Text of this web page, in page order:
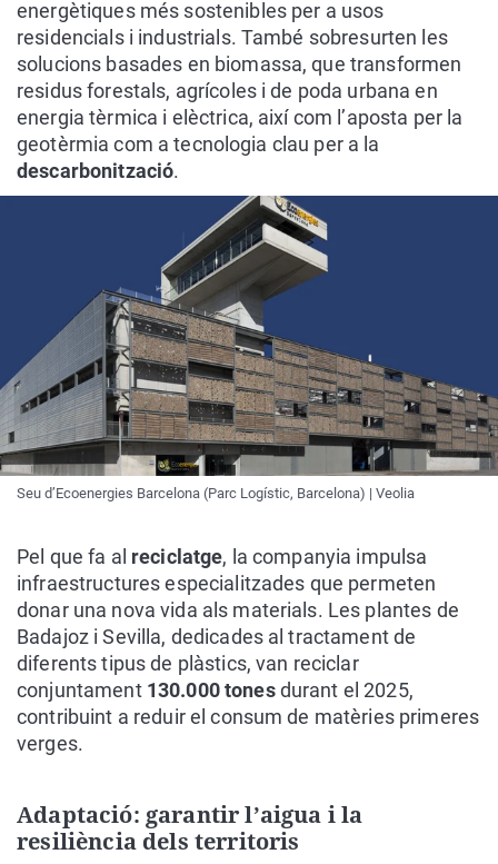
energètiques més sostenibles per a usos
residencials i industrials. També sobresurten les
solucions basades en biomassa, que transformen
residus forestals, agrícoles i de poda urbana en
energia tèrmica i elèctrica, així com l’aposta per la
geotèrmia com a tecnologia clau per a la
descarbonització.
Seu d’Ecoenergies Barcelona (Parc Logístic, Barcelona) | Veolia
Pel que fa al reciclatge, la companyia impulsa
infraestructures especialitzades que permeten
donar una nova vida als materials. Les plantes de
Badajoz i Sevilla, dedicades al tractament de
diferents tipus de plàstics, van reciclar
conjuntament 130.000 tonesdurant el 2025,
contribuint a reduir el consum de matèries primeres
verges.
Adaptació: garantir l’aigua i la
resiliència dels territoris